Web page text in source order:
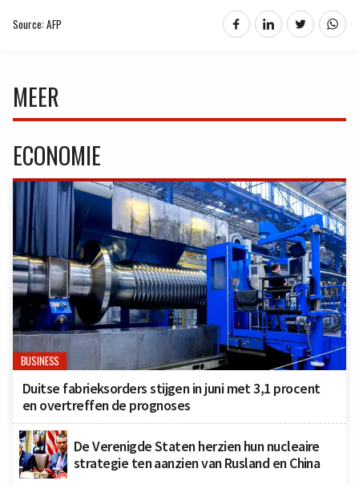
Source: AFP
MEER
ECONOMIE
BUSINESS
Duitse fabrieksorders stijgen in juni met 3,1 procent
en overtreffen de prognoses
De Verenigde Staten herzien hun nucleaire
strategie ten aanzien van Rusland en China